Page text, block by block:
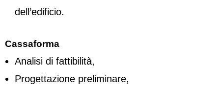
dell’edificio.
Cassaforma
Analisi di fattibilità,
Progettazione preliminare,